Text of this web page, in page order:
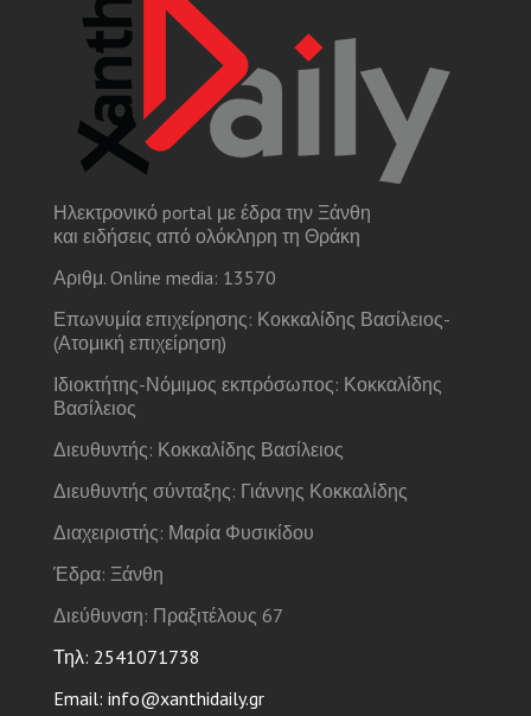
Ηλεκτρονικό portal με έδρα την Ξάνθη
και ειδήσεις από ολόκληρη τη Θράκη
Αριθμ. Online media: 13570
Επωνυμία επιχείρησης: Κοκκαλίδης Βασίλειος-
(Ατομική επιχείρηση)
Ιδιοκτήτης-Νόμιμος εκπρόσωπος: Κοκκαλίδης
Βασίλειος
Διευθυντής: Κοκκαλίδης Βασίλειος
Διευθυντής σύνταξης: Γιάννης Κοκκαλίδης
Διαχειριστής: Μαρία Φυσικίδου
Έδρα: Ξάνθη
Διεύθυνση: Πραξιτέλους 67
Τηλ: 2541071738
Email: info@xanthidaily.gr